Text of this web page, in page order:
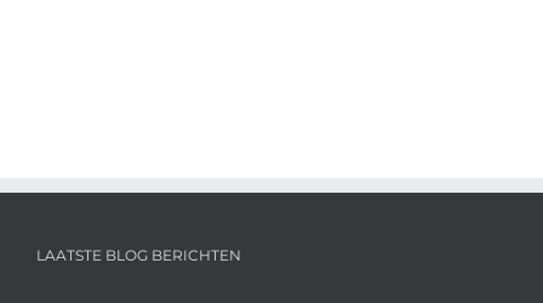
LAATSTE BLOG BERICHTEN